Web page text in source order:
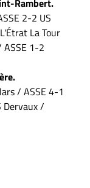
Rambert.
2-2 US
La Tour
1-2
/ ASSE 4-1
Dervaux /